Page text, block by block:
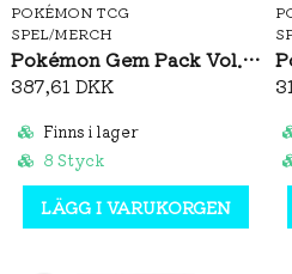
POKÉMON TCG
SPEL/MERCH
Pokémon Gem Pack Vol. 4 Booster Box (S-CH)
387,61 DKK
Finns i lager
8 Styck
LÄGG I VARUKORGEN